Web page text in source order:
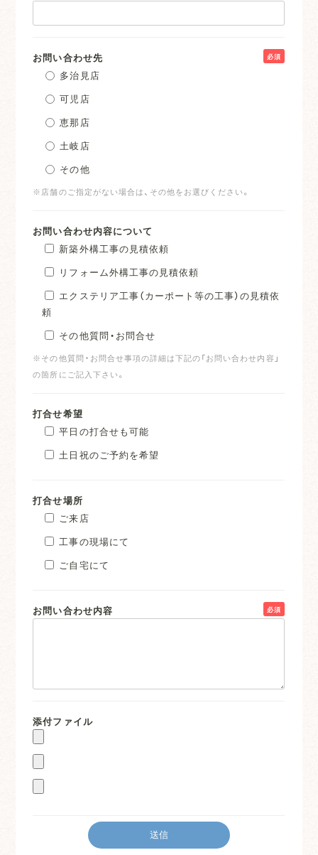
お問い合わせ先 必須
多治見店
可児店
恵那店
土岐店
その他
※店舗のご指定がない場合は、その他をお選びください。
お問い合わせ内容について
新築外構工事の見積依頼
リフォーム外構工事の見積依頼
エクステリア工事（カーポート等の工事）の見積依
頼
その他質問・お問合せ
※その他質問・お問合せ事項の詳細は下記の「お問い合わせ内容」
の箇所にご記入下さい。
打合せ希望
平日の打合せも可能
土日祝のご予約を希望
打合せ場所
ご来店
工事の現場にて
ご自宅にて
お問い合わせ内容 必須
添付ファイル